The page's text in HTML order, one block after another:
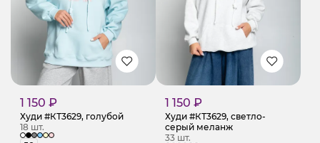
1 150 ₽
Худи #КТ3629, голубой
18 шт.
1 150 ₽
Худи #КТ3629, светло-
серый меланж
33 шт.